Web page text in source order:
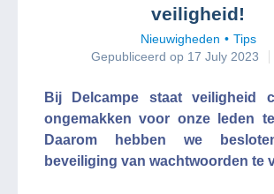
veiligheid!
Nieuwigheden
Tips
Gepubliceerd op 17 July 2023
Bij Delcampe staat veiligheid
ongemakken voor onze leden
Daarom hebben we
beveiliging van wachtwoorden te